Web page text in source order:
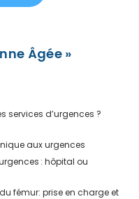
Âgée »
services d’urgences ?
aux urgences
: hôpital ou
fémur: prise en charge et